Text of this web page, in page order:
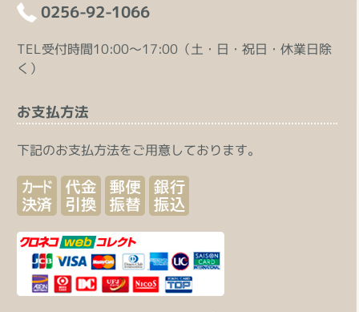
0256-92-1066
TEL受付時間10:00～17:00（土・日・祝日・休業日除
く）
お支払方法
下記のお支払方法をご用意しております。